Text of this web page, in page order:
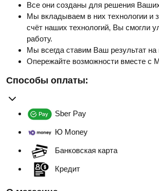
Все они созданы для решения
Мы вкладываем в них технологии и
счёт наших технологий, Вы смогли
работу.
Мы всегда ставим Ваш результат на
Опережайте возможности вместе с
Способы оплаты:
Sber Pay
Ю Money
Банковская карта
Кредит